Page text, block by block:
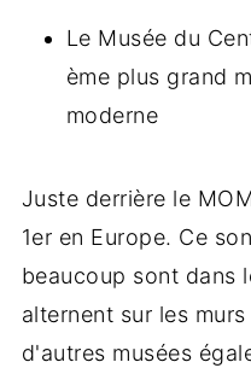
Le Musée du
ème plus grand
moderne
Juste derrière le
1er en Europe. Ce
beaucoup sont dans
alternent sur les
d'autres musées